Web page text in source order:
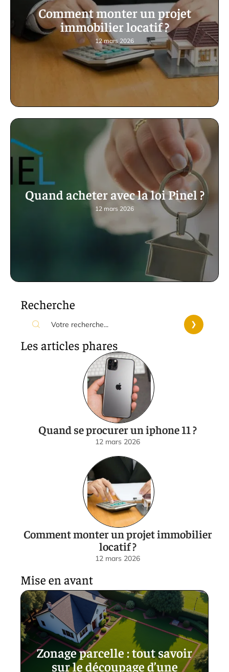
Comment monter un projet
immobilier locatif ?
12 mars 2026
Quand acheter avec la loi Pinel ?
12 mars 2026
Recherche
Les articles phares
Quand se procurer un iphone 11 ?
12 mars 2026
Comment monter un projet immobilier
locatif ?
12 mars 2026
Mise en avant
Zonage parcelle : tout savoir
sur le découpage d’une